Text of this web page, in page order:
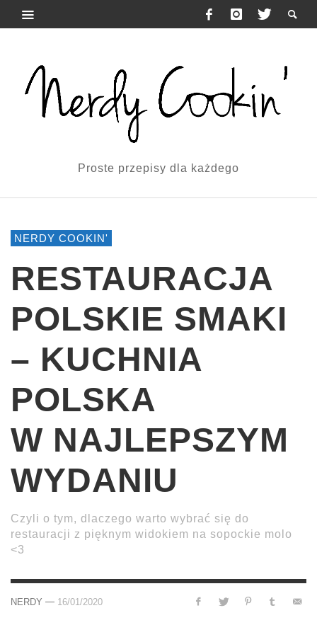
Proste przepisy dla każdego
NERDY COOKIN'
RESTAURACJA
POLSKIE SMAKI
– KUCHNIA
POLSKA
W NAJLEPSZYM
WYDANIU
Czyli o tym, dlaczego warto wybrać się do
restauracji z pięknym widokiem na sopockie molo
<3
NERDY — 16/01/2020